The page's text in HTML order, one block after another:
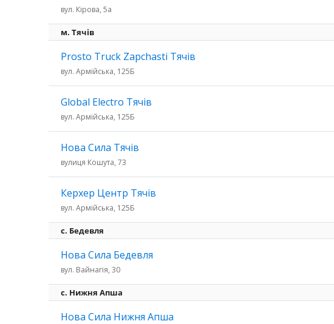
вул. Кірова, 5а
м. Тячів
Prosto Truck Zapchasti Тячів
вул. Армійська, 125Б
Global Electro Тячів
вул. Армійська, 125Б
Нова Сила Тячів
вулиця Кошута, 73
Керхер Центр Тячів
вул. Армійська, 125Б
c. Бедевля
Нова Сила Бедевля
вул. Вайнагія, 30
с. Нижня Апша
Нова Сила Нижня Апша